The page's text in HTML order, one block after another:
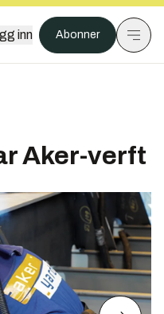
inn Abonner
Aker-verft